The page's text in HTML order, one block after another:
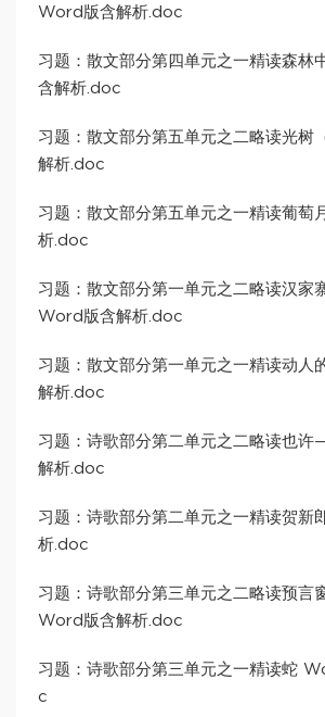
Word版含解析.doc
习题：散文部分第四单元之一精读森林
含解析.doc
习题：散文部分第五单元之二略读光树
解析.doc
习题：散文部分第五单元之一精读葡
析.doc
习题：散文部分第一单元之二略读汉家
Word版含解析.doc
习题：散文部分第一单元之一精读动人
解析.doc
习题：诗歌部分第二单元之二略读也
解析.doc
习题：诗歌部分第二单元之一精读贺新
析.doc
习题：诗歌部分第三单元之二略读预言
Word版含解析.doc
习题：诗歌部分第三单元之一精读蛇
c